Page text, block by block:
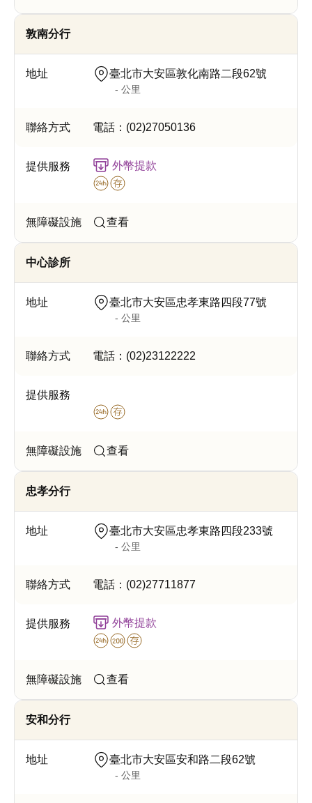
敦南分行
臺北市大安區敦化南路二段62號
- 公里
電話： (02)27050136
外幣提款
查看
中心診所
臺北市大安區忠孝東路四段77號
- 公里
電話： (02)23122222
查看
忠孝分行
臺北市大安區忠孝東路四段233號
- 公里
電話： (02)27711877
外幣提款
查看
安和分行
臺北市大安區安和路二段62號
- 公里